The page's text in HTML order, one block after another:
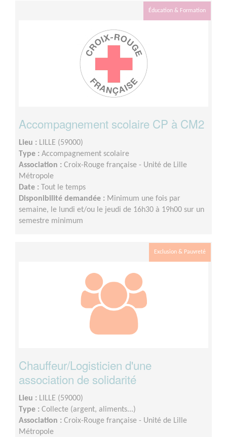
Éducation & Formation
Accompagnement scolaire CP à CM2
Lieu : LILLE (59000)
Type : Accompagnement scolaire
Association : Croix-Rouge française - Unité de Lille
Métropole
Date : Tout le temps
Disponibilité demandée : Minimum une fois par
semaine, le lundi et/ou le jeudi de 16h30 à 19h00 sur un
semestre minimum
Exclusion & Pauvreté
Chauffeur/Logisticien d'une
association de solidarité
Lieu : LILLE (59000)
Type : Collecte (argent, aliments...)
Association : Croix-Rouge française - Unité de Lille
Métropole